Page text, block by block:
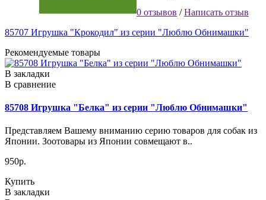
0 отзывов /Написать отзыв
85707 Игрушка "Крокодил" из серии "Люблю Обнимашки"
Рекомендуемые товары
В закладки
В сравнение
85708 Игрушка "Белка" из серии "Люблю Обнимашки"
Представляем Вашему вниманию серию товаров для собак из
Японии. Зоотовары из Японии совмещают в..
950р.
Купить
В закладки